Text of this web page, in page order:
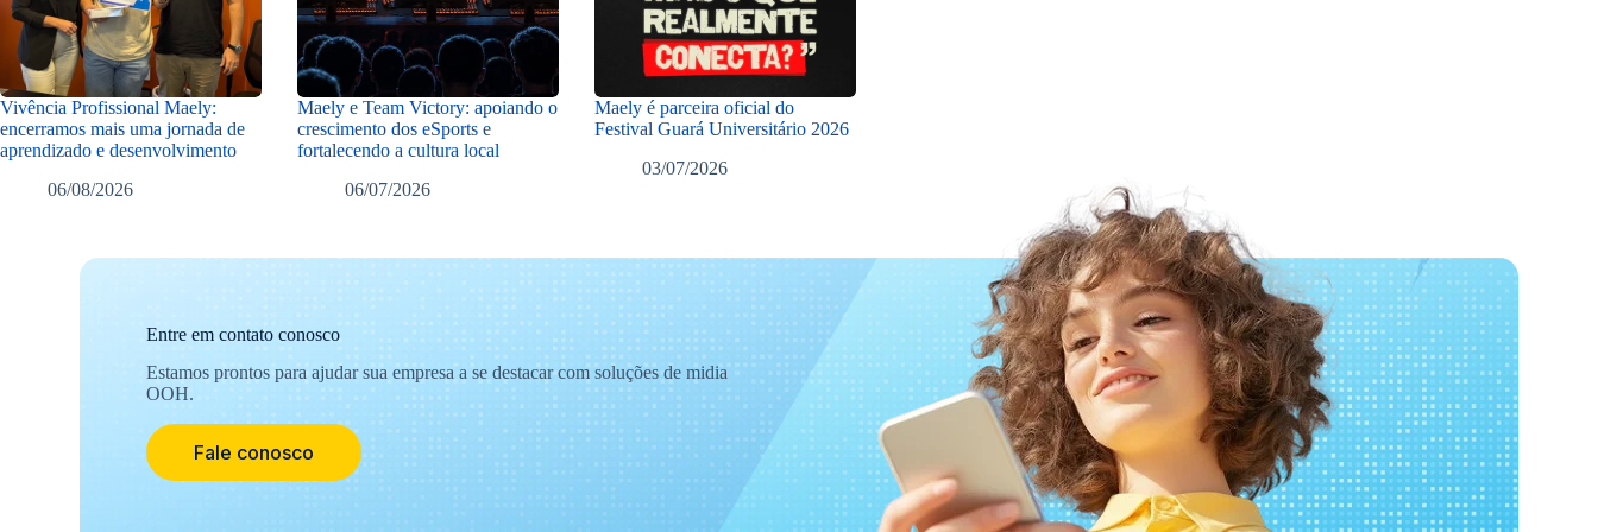
Vivência Profissional Maely:
encerramos mais uma jornada de
aprendizado e desenvolvimento
06/08/2026
Maely e Team Victory: apoiando o
crescimento dos eSports e
fortalecendo a cultura local
06/07/2026
Maely é parceira oficial do
Festival Guará Universitário 2026
03/07/2026
Entre em contato conosco
Estamos prontos para ajudar sua empresa a se destacar com soluções de midia
OOH.
Fale conosco